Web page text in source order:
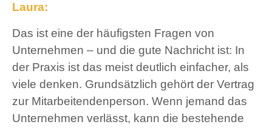
Laura:
Das ist eine der häufigsten Fragen von
Unternehmen – und die gute Nachricht ist: In
der Praxis ist das meist deutlich einfacher, als
viele denken. Grundsätzlich gehört der Vertrag
zur Mitarbeitendenperson. Wenn jemand das
Unternehmen verlässt, kann die bestehende